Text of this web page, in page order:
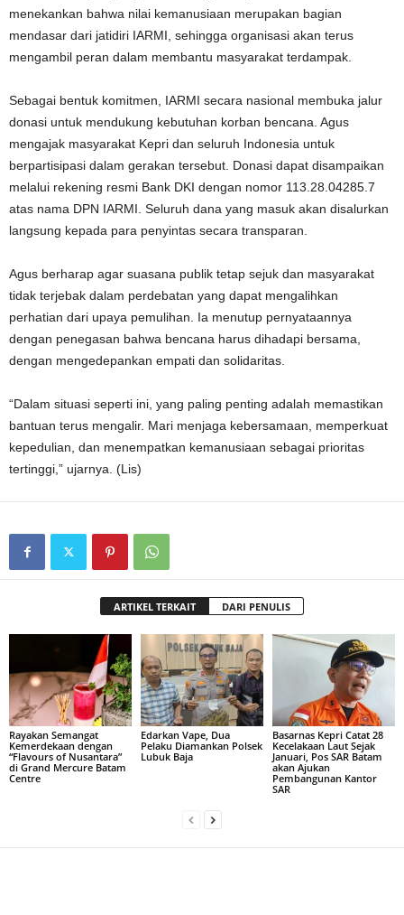
menekankan bahwa nilai kemanusiaan merupakan bagian
mendasar dari jatidiri IARMI, sehingga organisasi akan terus
mengambil peran dalam membantu masyarakat terdampak.
Sebagai bentuk komitmen, IARMI secara nasional membuka jalur
donasi untuk mendukung kebutuhan korban bencana. Agus
mengajak masyarakat Kepri dan seluruh Indonesia untuk
berpartisipasi dalam gerakan tersebut. Donasi dapat disampaikan
melalui rekening resmi Bank DKI dengan nomor 113.28.04285.7
atas nama DPN IARMI. Seluruh dana yang masuk akan disalurkan
langsung kepada para penyintas secara transparan.
Agus berharap agar suasana publik tetap sejuk dan masyarakat
tidak terjebak dalam perdebatan yang dapat mengalihkan
perhatian dari upaya pemulihan. Ia menutup pernyataannya
dengan penegasan bahwa bencana harus dihadapi bersama,
dengan mengedepankan empati dan solidaritas.
“Dalam situasi seperti ini, yang paling penting adalah memastikan
bantuan terus mengalir. Mari menjaga kebersamaan, memperkuat
kepedulian, dan menempatkan kemanusiaan sebagai prioritas
tertinggi,” ujarnya. (Lis)
ARTIKEL TERKAIT DARI PENULIS
Rayakan Semangat
Kemerdekaan dengan
“Flavours of Nusantara”
di Grand Mercure Batam
Centre
Edarkan Vape, Dua
Pelaku Diamankan Polsek
Lubuk Baja
Basarnas Kepri Catat 28
Kecelakaan Laut Sejak
Januari, Pos SAR Batam
akan Ajukan
Pembangunan Kantor
SAR